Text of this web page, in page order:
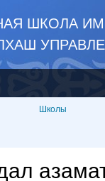
ШКОЛА
Школы